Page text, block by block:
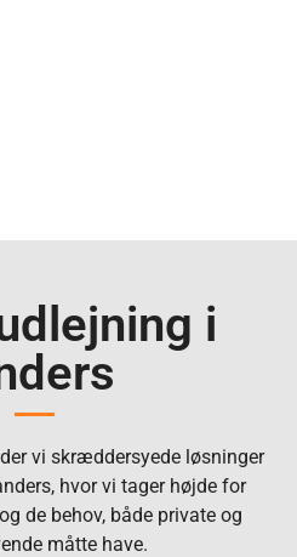
i
vi skræddersyede løsninger
hvor vi tager højde for
de behov, både private og
måtte have.